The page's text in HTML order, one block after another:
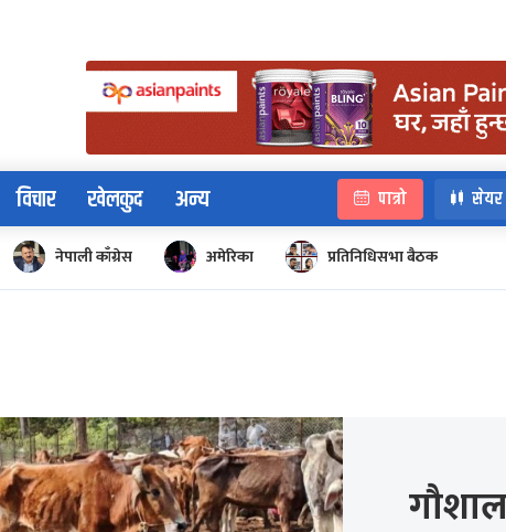
विचार खेलकुद अन्य पात्रो सेयर
नेपाली काँग्रेस अमेरिका प्रतिनिधिसभा बैठक